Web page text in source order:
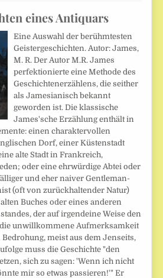
eines Antiquars
Eine Auswahl der berühmtesten
Geistergeschichten. Autor: James,
M. R. Der Autor M.R. James
perfektionierte eine Methode des
Geschichtenerzählens, die seither
als Jamesianisch bekannt
geworden ist. Die klassische
James'sche Erzählung enthält in
einen charaktervollen
Dorf, einer Küstenstadt
alte Stadt in Frankreich,
oder eine ehrwürdige Abtei oder
und eher naiver Gentleman-
(oft von zurückhaltender Natur)
Buches oder eines anderen
der auf irgendeine Weise den
unwillkommene Aufmerksamkeit
meist aus dem Jenseits,
muss die Geschichte "den
sich zu sagen: 'Wenn ich nicht
mir so etwas passieren!'" Er